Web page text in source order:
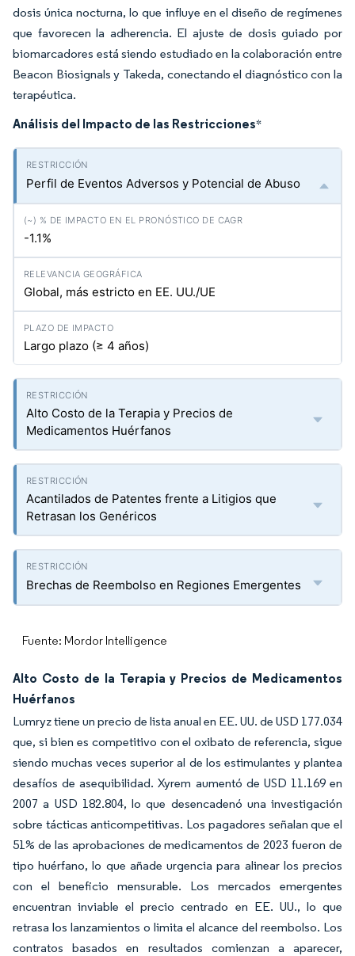
dosis única nocturna, lo que influye en el diseño de regímenes
que favorecen la adherencia. El ajuste de dosis guiado por
biomarcadores está siendo estudiado en la colaboración entre
Beacon Biosignals y Takeda, conectando el diagnóstico con la
terapéutica.
Análisis del Impacto de las Restricciones*
Perfil de Eventos Adversos y Potencial de Abuso
-1.1%
Global, más estricto en EE. UU./UE
Largo plazo (≥ 4 años)
Alto Costo de la Terapia y Precios de
Medicamentos Huérfanos
Acantilados de Patentes frente a Litigios que
Retrasan los Genéricos
Brechas de Reembolso en Regiones Emergentes
Fuente: Mordor Intelligence
Alto Costo de la Terapia y Precios de Medicamentos
Huérfanos
Lumryz tiene un precio de lista anual en EE. UU. de USD 177.034
que, si bien es competitivo con el oxibato de referencia, sigue
siendo muchas veces superior al de los estimulantes y plantea
desafíos de asequibilidad. Xyrem aumentó de USD 11.169 en
2007 a USD 182.804, lo que desencadenó una investigación
sobre tácticas anticompetitivas. Los pagadores señalan que el
51% de las aprobaciones de medicamentos de 2023 fueron de
tipo huérfano, lo que añade urgencia para alinear los precios
con el beneficio mensurable. Los mercados emergentes
encuentran inviable el precio centrado en EE. UU., lo que
retrasa los lanzamientos o limita el alcance del reembolso. Los
contratos basados en resultados comienzan a aparecer,